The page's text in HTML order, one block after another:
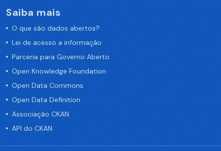
Saiba mais
O que são dados abertos?
Lei de acesso a informação
Parceria para Governo Aberto
Open Knowledge Foundation
Open Data Commons
Open Data Definition
Associação CKAN
API do CKAN